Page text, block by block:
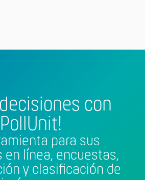
con
PollUnit!
para sus
en línea, encuestas,
y clasificación de